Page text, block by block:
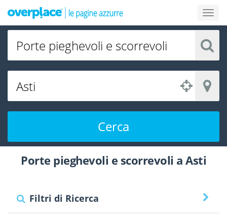
Cerca
Porte pieghevoli e scorrevoli a Asti
Filtri di Ricerca